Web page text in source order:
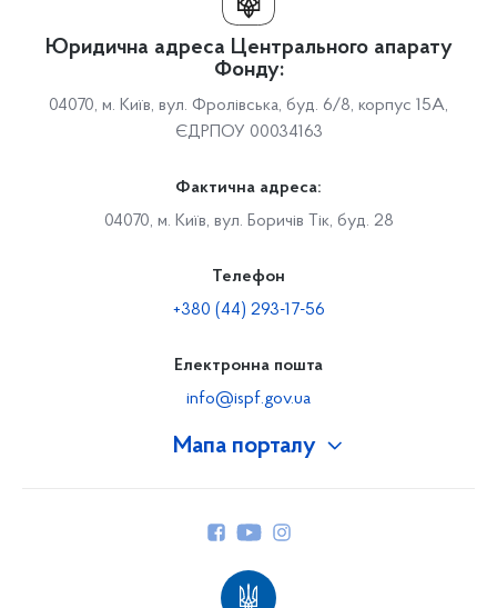
Мапа порталу
Юридична адреса Центрального апарату
Фонду:
04070, м. Київ, вул. Фролівська, буд. 6/8, корпус 15А,
ЄДРПОУ 00034163
Фактична адреса:
04070, м. Київ, вул. Боричів Тік, буд. 28
Телефон
+380 (44) 293-17-56
Електронна пошта
info@ispf.gov.ua